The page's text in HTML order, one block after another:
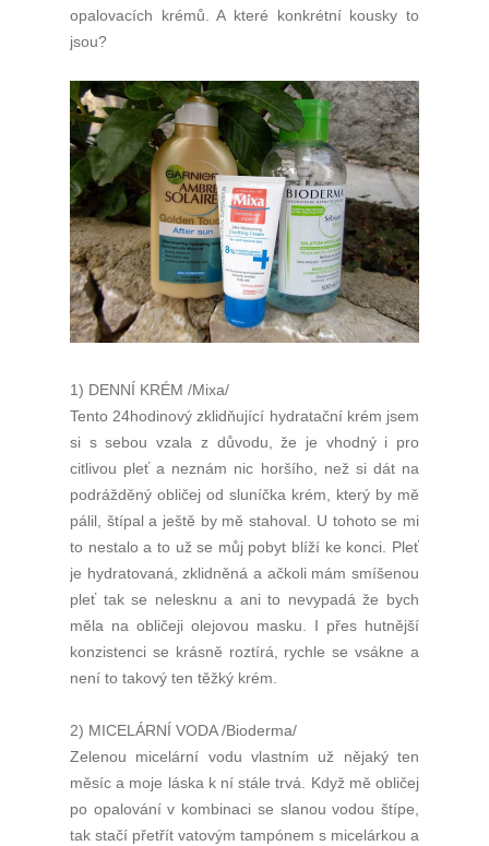
opalovacích krémů. A které konkrétní kousky to
jsou?
1) DENNÍ KRÉM /Mixa/
Tento 24hodinový zklidňující hydratační krém jsem
si s sebou vzala z důvodu, že je vhodný i pro
citlivou pleť a neznám nic horšího, než si dát na
podrážděný obličej od sluníčka krém, který by mě
pálil, štípal a ještě by mě stahoval. U tohoto se mi
to nestalo a to už se můj pobyt blíží ke konci. Pleť
je hydratovaná, zklidněná a ačkoli mám smíšenou
pleť tak se nelesknu a ani to nevypadá že bych
měla na obličeji olejovou masku. I přes hutnější
konzistenci se krásně roztírá, rychle se vsákne a
není to takový ten těžký krém.
2) MICELÁRNÍ VODA /Bioderma/
Zelenou micelární vodu vlastním už nějaký ten
měsíc a moje láska k ní stále trvá. Když mě obličej
po opalování v kombinaci se slanou vodou štípe,
tak stačí přetřít vatovým tampónem s micelárkou a